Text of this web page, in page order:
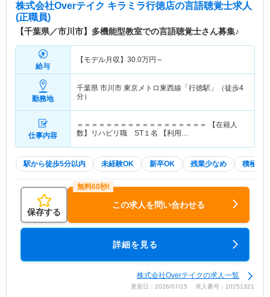
株式会社Overテイク キラミラ行徳店の言語聴覚士求人
(正職員)
【千葉県／市川市】多機能型教室での言語聴覚士さん募集♪
給与
【モデル月収】 30.0万円～
勤務地
千葉県 市川市 東京メトロ東西線「行徳駅」（徒歩4
分）
仕事内容
＝＝＝＝＝＝＝＝＝＝＝＝＝＝＝＝＝＝ 【在籍人
数】リハビリ職 ST１名 【利用…
駅から徒歩5分以内 未経験OK 新卒OK 残業少なめ 積極採
保存する
この求人を問い合わせる
詳細を見る
株式会社Overテイクの求人一覧
更新日：2026/07/15 求人番号：10251321